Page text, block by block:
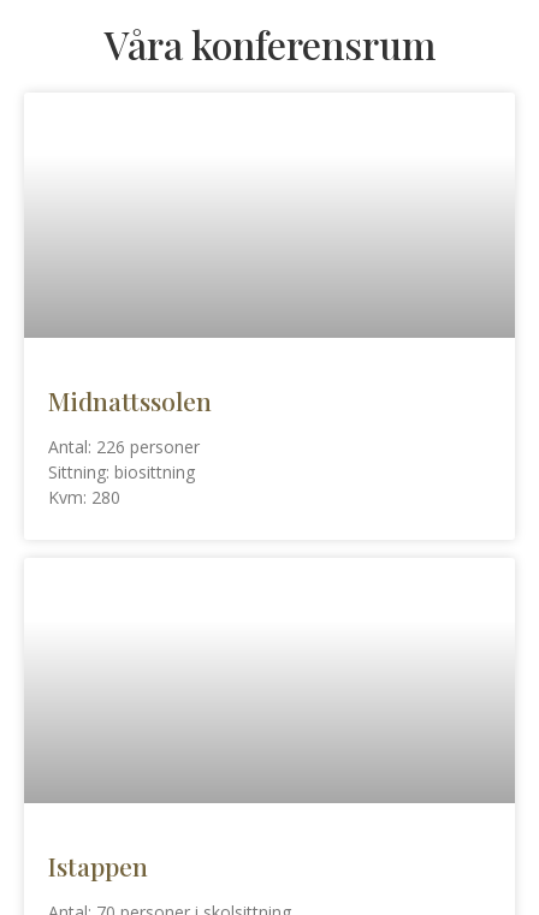
Våra konferensrum
Midnattssolen
Antal: 226 personer
Sittning: biosittning
Kvm: 280
Istappen